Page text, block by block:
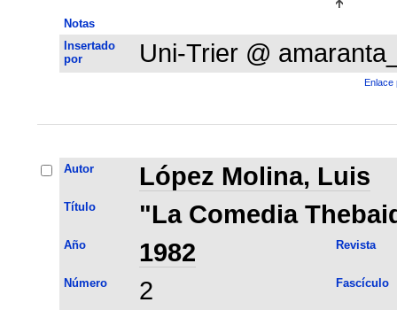
Notas
Insertado
por
Uni-Trier @
Enlace
Autor López Molina, Luis
Título "La Comedia
Año 1982 Revista
Número 2 Fascículo